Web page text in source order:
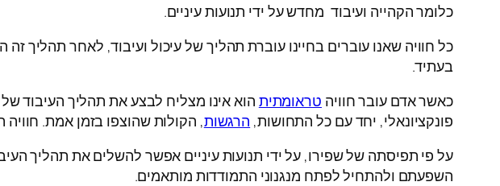
כלומר הקהייה ועיבוד מחדש על ידי תנועות עיניים.
כל חוויה שאנו עוברים בחיינו עוברת תהליך של עיכול ועיבוד, לאחר תהליך
בעתיד.
כאשר אדם עובר חוויה טראומתית הוא אינו מצליח לבצע את תהליך העיבוד
פונקציונאלי, יחד עם כל התחושות, הרגשות, הקולות שהוצפו בזמן אמת.
על פי תפיסתה של שפירו, על ידי תנועות עיניים אפשר להשלים את תהליך
השפעתם ולהתחיל לפתח מנגנוני התמודדות מותאמים.